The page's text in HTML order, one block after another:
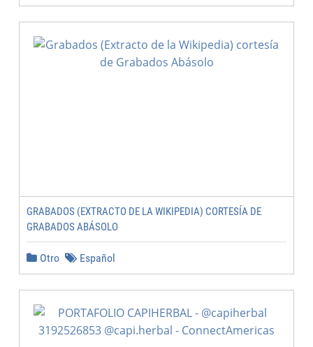
GRABADOS (EXTRACTO DE LA WIKIPEDIA) CORTESÍA DE
GRABADOS ABÁSOLO
Otro Español